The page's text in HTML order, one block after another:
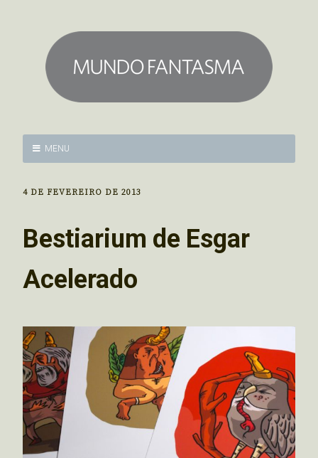
MENU
4 DE FEVEREIRO DE 2013
Bestiarium de Esgar
Acelerado